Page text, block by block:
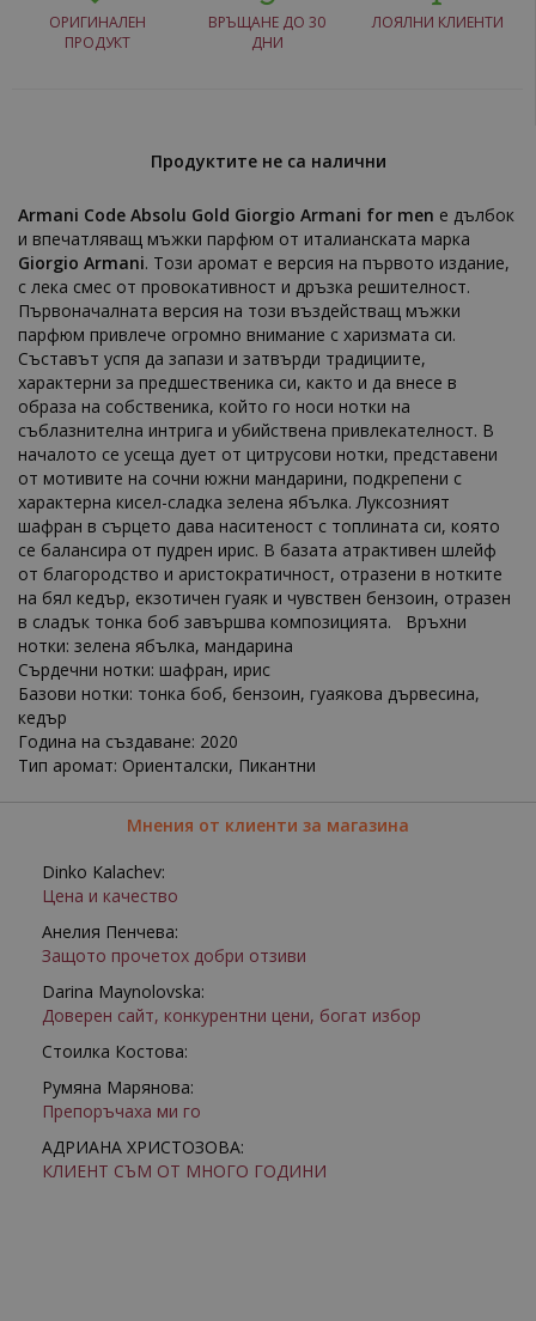
ОРИГИНАЛЕН
ПРОДУКТ
ВРЪЩАНЕ ДО 30
ДНИ
ЛОЯЛНИ КЛИЕНТИ
Продуктите не са налични
Armani Code Absolu Gold Giorgio Armani for men е дълбок
и впечатляващ мъжки парфюм от италианската марка
Giorgio Armani. Този аромат е версия на първото издание,
с лека смес от провокативност и дръзка решителност.
Първоначалната версия на този въздействащ мъжки
парфюм привлече огромно внимание с харизмата си.
Съставът успя да запази и затвърди традициите,
характерни за предшественика си, както и да внесе в
образа на собственика, който го носи нотки на
съблазнителна интрига и убийствена привлекателност. В
началото се усеща дует от цитрусови нотки, представени
от мотивите на сочни южни мандарини, подкрепени с
характерна кисел-сладка зелена ябълка. Луксозният
шафран в сърцето дава наситеност с топлината си, която
се балансира от пудрен ирис. В базата атрактивен шлейф
от благородство и аристократичност, отразени в нотките
на бял кедър, екзотичен гуаяк и чувствен бензоин, отразен
в сладък тонка боб завършва композицията. Връхни
нотки: зелена ябълка, мандарина
Сърдечни нотки: шафран, ирис
Базови нотки: тонка боб, бензоин, гуаякова дървесина,
кедър
Година на създаване: 2020
Тип аромат: Ориенталски, Пикантни
Мнения от клиенти за магазина
Dinko Kalachev:
Цена и качество
Анелия Пенчева:
Защото прочетох добри отзиви
Darina Maynolovska:
Доверен сайт, конкурентни цени, богат избор
Стоилка Костова:
Румяна Марянова:
Препоръчаха ми го
АДРИАНА ХРИСТОЗОВА:
КЛИЕНТ СЪМ ОТ МНОГО ГОДИНИ